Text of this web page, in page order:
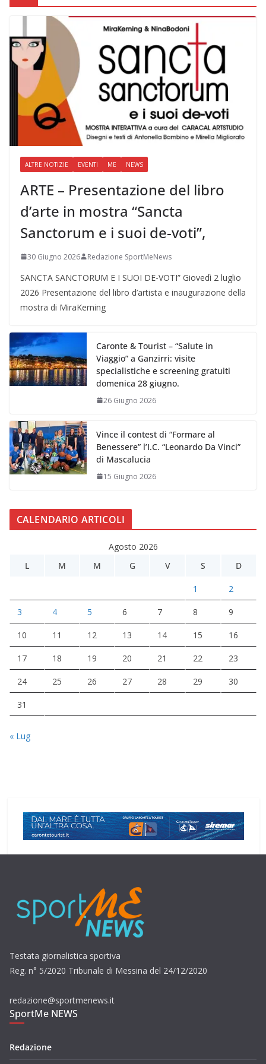
ALTRE NOTIZIE EVENTI ME NEWS
ARTE – Presentazione del libro
d’arte in mostra “Sancta
Sanctorum e i suoi de-voti”,
30 Giugno 2026 Redazione SportMeNews
SANCTA SANCTORUM E I SUOI DE-VOTI” Giovedì 2 luglio
2026 Presentazione del libro d’artista e inaugurazione della
mostra di MiraKerning
Caronte & Tourist – “Salute in
Viaggio” a Ganzirri: visite
specialistiche e screening gratuiti
domenica 28 giugno.
26 Giugno 2026
Vince il contest di “Formare al
Benessere” l’I.C. “Leonardo Da Vinci”
di Mascalucia
15 Giugno 2026
CALENDARIO ARTICOLI
Agosto 2026
L
M M G V S D
1 2
3 4 5 6 7 8 9
10 11 12 13 14 15 16
17 18 19 20 21 22 23
24 25 26 27 28 29 30
31
« Lug
Testata giornalistica sportiva
Reg. n° 5/2020 Tribunale di Messina del 24/12/2020
redazione@sportmenews.it
SportMe NEWS
Redazione